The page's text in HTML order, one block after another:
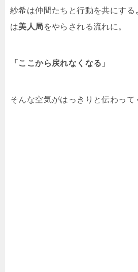
紗希は仲間たちと行動を共にする
は美人局をやらされる流れに。
「ここから戻れなくなる」
そんな空気がはっきりと伝わって